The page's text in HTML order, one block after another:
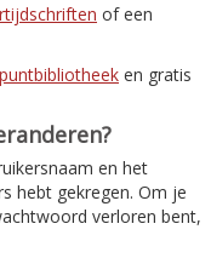
of een
en gratis
en het
hebt gekregen. Om je
verloren bent,